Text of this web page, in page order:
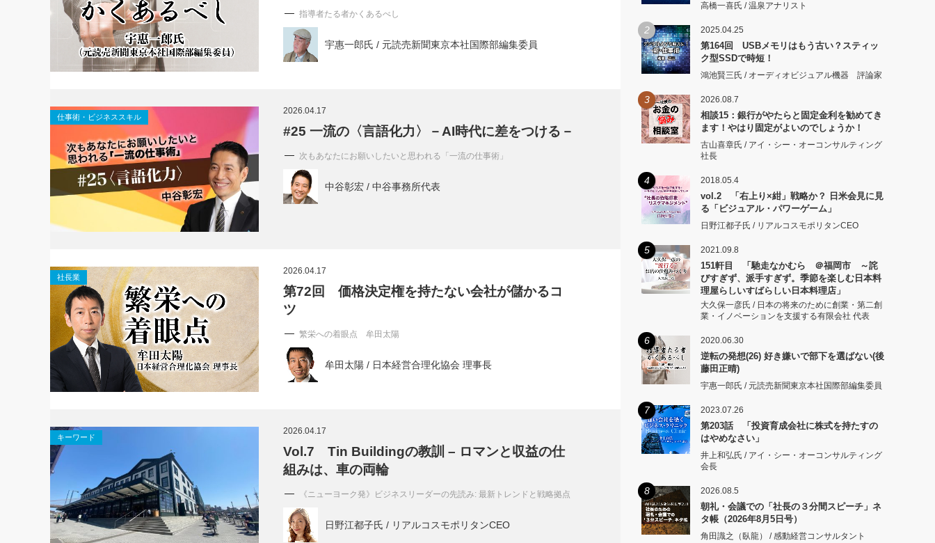
指導者たる者かくあるべし
宇惠一郎氏 / 元読売新聞東京本社国際部編集委員
仕事術・ビジネススキル
2026.04.17
#25 一流の〈言語化力〉－AI時代に差をつける－
次もあなたにお願いしたいと思われる「一流の仕事術」
中谷彰宏 / 中谷事務所代表
社長業
2026.04.17
第72回 価格決定権を持たない会社が儲かるコ
ツ
繁栄への着眼点 牟田太陽
牟田太陽 / 日本経営合理化協会 理事長
キーワード
2026.04.17
Vol.7 Tin Buildingの教訓 – ロマンと収益の仕
組みは、車の両輪
《ニューヨーク発》ビジネスリーダーの先読み: 最新トレンドと戦略拠点
日野江都子氏 / リアルコスモポリタンCEO
高橋一喜氏 / 温泉アナリスト
2 2025.04.25
第164回 USBメモリはもう古い？スティッ
ク型SSDで時短！
鴻池賢三氏 / オーディオビジュアル機器 評論家
3 2026.08.7
相談15：銀行がやたらと固定金利を勧めてき
ます！やはり固定がよいのでしょうか！
古山喜章氏 / アイ・シー・オーコンサルティング
社長
4 2018.05.4
vol.2 「右上り×紺」戦略か？ 日米会見に見
る「ビジュアル・パワーゲーム」
日野江都子氏 / リアルコスモポリタンCEO
5 2021.09.8
151軒目 「馳走なかむら ＠福岡市 ～詫
びすぎず、派手すぎず。季節を楽しむ日本料
理屋らしいすばらしい日本料理店」
大久保一彦氏 / 日本の将来のために創業・第二創
業・イノベーションを支援する有限会社 代表
6 2020.06.30
逆転の発想(26) 好き嫌いで部下を選ばない(後
藤田正晴)
宇惠一郎氏 / 元読売新聞東京本社国際部編集委員
7 2023.07.26
第203話 「投資育成会社に株式を持たすの
はやめなさい」
井上和弘氏 / アイ・シー・オーコンサルティング
会長
8 2026.08.5
朝礼・会議での「社長の３分間スピーチ」ネ
タ帳（2026年8月5日号）
角田識之（臥龍） / 感動経営コンサルタント